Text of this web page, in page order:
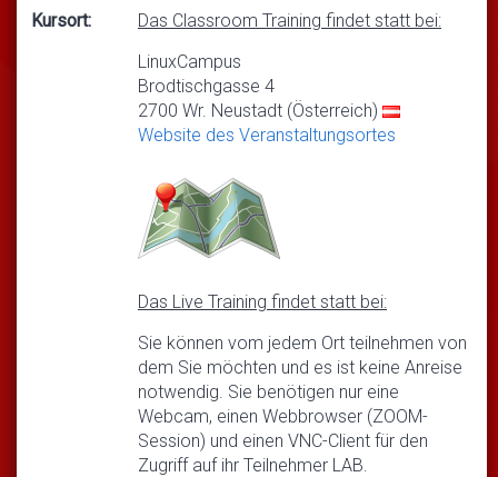
Kursort:
Das Classroom Training findet statt bei:
LinuxCampus
Brodtischgasse 4
2700 Wr. Neustadt (Österreich)
Website des Veranstaltungsortes
Das Live Training findet statt bei:
Sie können vom jedem Ort teilnehmen von
dem Sie möchten und es ist keine Anreise
notwendig. Sie benötigen nur eine
Webcam, einen Webbrowser (ZOOM-
Session) und einen VNC-Client für den
Zugriff auf ihr Teilnehmer LAB.